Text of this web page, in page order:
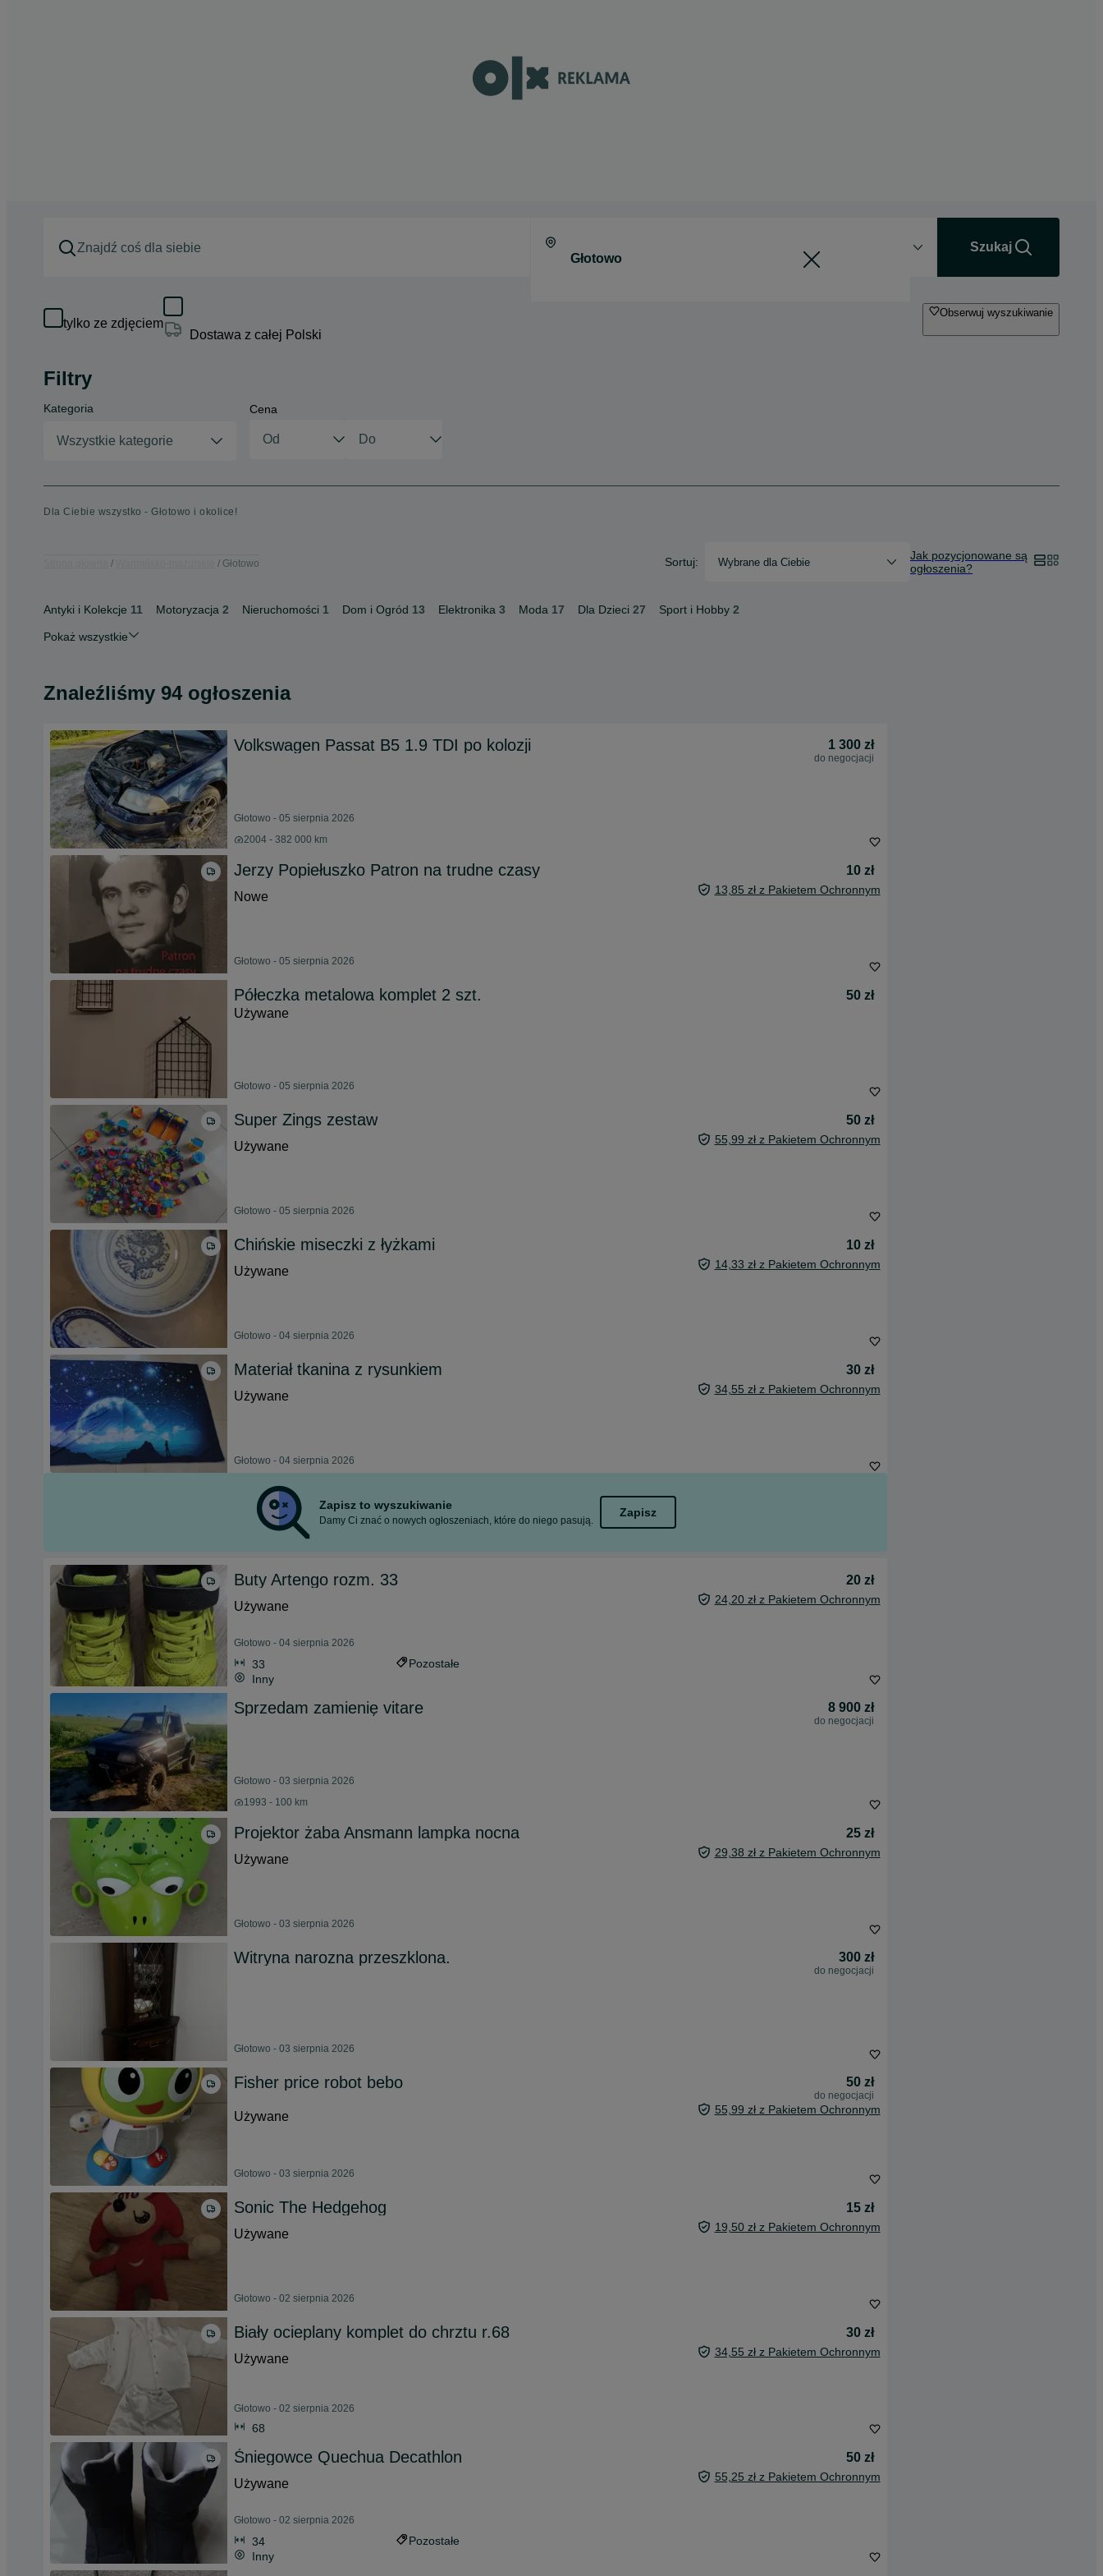
Szukaj
tylko ze zdjęciem
Dostawa z całej Polski
Obserwuj wyszukiwanie
Filtry
Kategoria
Wszystkie kategorie
Cena
Dla Ciebie wszystko - Głotowo i okolice!
Głotowo Sortuj: Wybrane dla Ciebie
Jak pozycjonowane są
ogłoszenia?
Antyki i Kolekcje 11 Motoryzacja 2 Nieruchomości 1 Dom i Ogród 13 Elektronika 3 Moda 17 Dla Dzieci 27 Sport i Hobby 2
Pokaż wszystkie
Znaleźliśmy 94 ogłoszenia
Volkswagen Passat B5 1.9 TDI po kolozji 1 300 zł
do negocjacji
Głotowo - 05 sierpnia 2026
2004 - 382 000 km
Jerzy Popiełuszko Patron na trudne czasy
10 zł
Nowe
13,85 zł z Pakietem Ochronnym
Głotowo - 05 sierpnia 2026
Półeczka metalowa komplet 2 szt.
50 zł
Używane
Głotowo - 05 sierpnia 2026
Super Zings zestaw
50 zł
Używane
55,99 zł z Pakietem Ochronnym
Głotowo - 05 sierpnia 2026
Chińskie miseczki z łyżkami
10 zł
Używane
14,33 zł z Pakietem Ochronnym
Głotowo - 04 sierpnia 2026
Materiał tkanina z rysunkiem
30 zł
Używane
34,55 zł z Pakietem Ochronnym
Głotowo - 04 sierpnia 2026
Zapisz to wyszukiwanie
Damy Ci znać o nowych ogłoszeniach, które do niego pasują.
Zapisz
Buty Artengo rozm. 33
20 zł
Używane
24,20 zł z Pakietem Ochronnym
Głotowo - 04 sierpnia 2026
33
Pozostałe
Inny
Sprzedam zamienię vitare 8 900 zł
do negocjacji
Głotowo - 03 sierpnia 2026
1993 - 100 km
Projektor żaba Ansmann lampka nocna
25 zł
Używane
29,38 zł z Pakietem Ochronnym
Głotowo - 03 sierpnia 2026
Witryna narozna przeszklona. 300 zł
do negocjacji
Głotowo - 03 sierpnia 2026
Fisher price robot bebo 50 zł
do negocjacji
Używane 55,99 zł z Pakietem Ochronnym
Głotowo - 03 sierpnia 2026
Sonic The Hedgehog
15 zł
Używane
19,50 zł z Pakietem Ochronnym
Głotowo - 02 sierpnia 2026
Biały ocieplany komplet do chrztu r.68
30 zł
Używane
34,55 zł z Pakietem Ochronnym
Głotowo - 02 sierpnia 2026
68
Śniegowce Quechua Decathlon
50 zł
Używane
55,25 zł z Pakietem Ochronnym
Głotowo - 02 sierpnia 2026
34
Pozostałe
Inny